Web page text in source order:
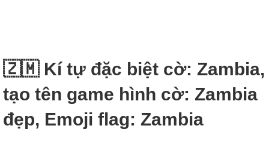
🇿🇲 Kí tự đặc biệt cờ: Zambia,
tạo tên game hình cờ: Zambia
đẹp, Emoji flag: Zambia